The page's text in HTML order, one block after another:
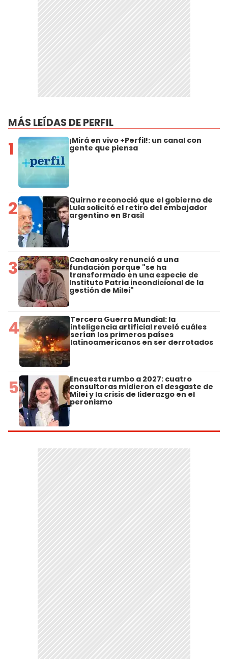
MÁS LEÍDAS DE PERFIL
1 ¡Mirá en vivo +Perfil!: un canal con
gente que piensa
2 Quirno reconoció que el gobierno de
Lula solicitó el retiro del embajador
argentino en Brasil
3 Cachanosky renunció a una
fundación porque "se ha
transformado en una especie de
Instituto Patria incondicional de la
gestión de Milei"
4 Tercera Guerra Mundial: la
inteligencia artificial reveló cuáles
serían los primeros países
latinoamericanos en ser derrotados
5 Encuesta rumbo a 2027: cuatro
consultoras midieron el desgaste de
Milei y la crisis de liderazgo en el
peronismo